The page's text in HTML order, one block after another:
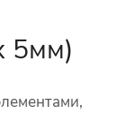
5мм)